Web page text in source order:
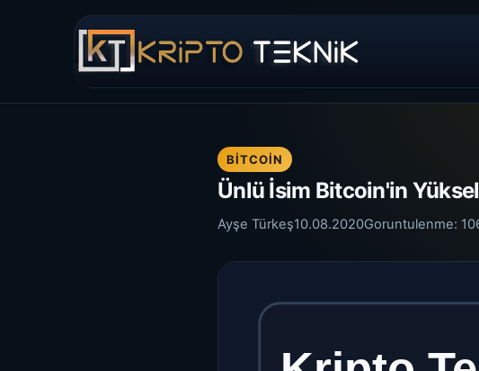
BITCOIN
Ünlü İsim Bitcoin'in
Ayşe Türkeş10.08.2020Goruntulenme: